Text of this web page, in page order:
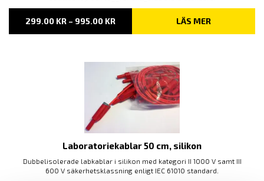
299.00 KR – 995.00 KRPRISINTERVALL:
TILL
LÄS MER
Laboratoriekablar 50 cm, silikon
Dubbelisolerade labkablar i silikon med kategori II 1000 V samt III
600 V säkerhetsklassning enligt IEC 61010 standard.